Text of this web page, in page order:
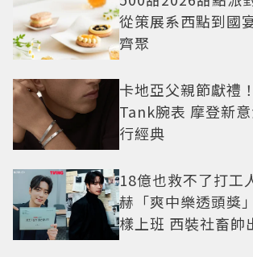
從策展系西點到國
齊聚
卡地亞父親節獻禮
Tank腕表 摩登新
行經典
18億也救不了打工
赫「爽中樂透頭獎
樣上班 西裝社畜帥